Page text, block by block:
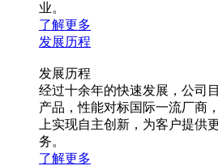
业。
了解更多
发展历程
发展历程
经过十余年的快速发展，公司
产品，性能对标国际一流厂商
上实现自主创新，为客户提供
务。
了解更多